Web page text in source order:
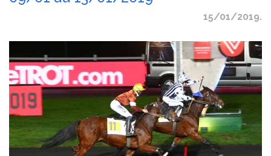
15/01/2019.